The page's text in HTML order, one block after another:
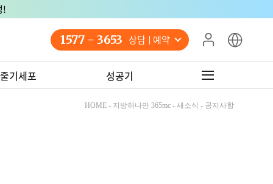
!
1577 - 3653 상담 예약
기세포 성공기
HOME - 지방하나만 365mc - 새소식 - 공지사항